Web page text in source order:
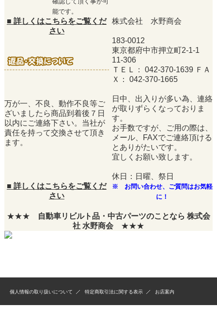
能です。
■ 詳しくはこちらをご覧くだ
さい
株式会社 水野商会
183-0012
東京都府中市押立町2-1-1
11-306
ＴＥＬ： 042-370-1639 ＦＡ
Ｘ： 042-370-1665
日中、出入りが多い為、連絡
が取りずらくなっておりま
す。
お手数ですが、ご用の際は、
メール、FAXでご連絡頂ける
とありがたいです。
宜しくお願い致します。
休日：日曜、祭日
万が一、不良、動作不良等ご
ざいましたら商品到着後７日
以内にご連絡下さい。当社が
責任を持って交換させて頂き
ます。
■ 詳しくはこちらをご覧くだ
さい
※ お問い合わせ、ご質問はお気軽
に！
★★★
自動車リビルト品・中古パーツのことなら 株式会
社 水野商会
★★★
個人情報の取り扱いについて 特定商取引法に関する表示 お店案内